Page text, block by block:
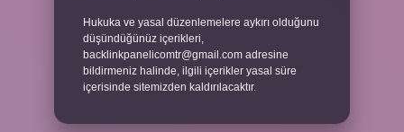
Hukuka ve yasal düzenlemelere aykırı olduğunu
düşündüğünüz içerikleri,
backlinkpanelicomtr@gmail.com adresine
bildirmeniz halinde, ilgili içerikler yasal süre
içerisinde sitemizden kaldırılacaktır.